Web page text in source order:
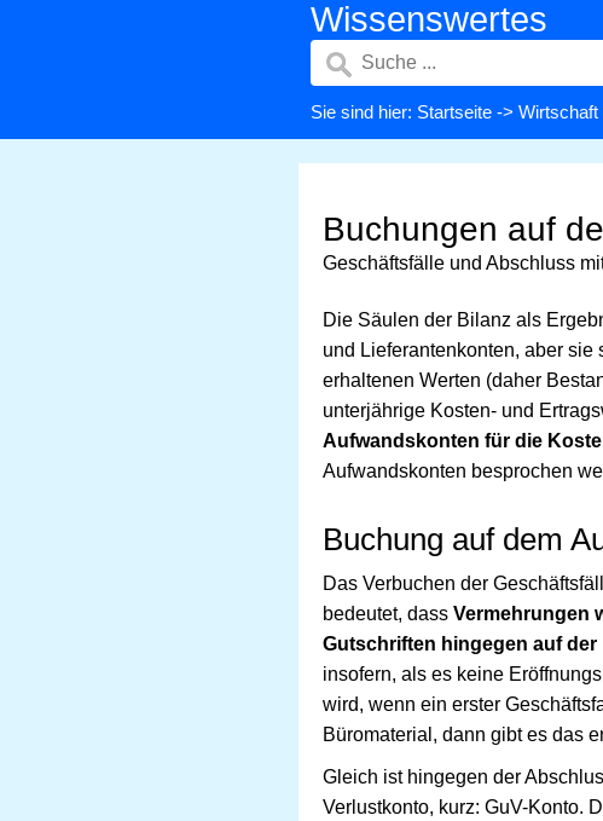
Wissenswertes
Sie sind hier: Startseite -> Wirtschaft
Buchungen auf
Geschäftsfälle und Abschluss
Die Säulen der Bilanz als
und Lieferantenkonten, aber
erhaltenen Werten (daher
unterjährige Kosten- und
Aufwandskonten für die
Aufwandskonten besprochen
Buchung auf dem
Das Verbuchen der
bedeutet, dass Vermehrungen
Gutschriften hingegen auf der
insofern, als es keine
wird, wenn ein erster
Büromaterial, dann gibt es das
Gleich ist hingegen der
Verlustkonto, kurz: GuV-Konto.